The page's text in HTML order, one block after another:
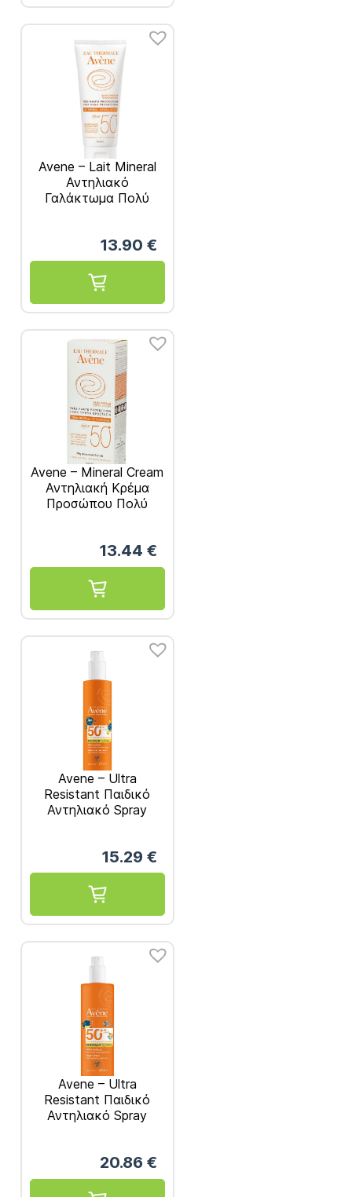
Avene – Lait Mineral
Αντηλιακό
Γαλάκτωμα Πολύ
Ανεκτικές
Επιδερμίδες Βρέφη
Παιδιά Ενήλικες 100ml
13.90 €
Avene – Mineral Cream
Αντηλιακή Κρέμα
Προσώπου Πολύ
Ανεκτικές
Επιδερμίδες 50ml
13.44 €
Avene – Ultra
Resistant Παιδικό
Αντηλιακό Spray
15.29 €
Avene – Ultra
Resistant Παιδικό
Αντηλιακό Spray
20.86 €